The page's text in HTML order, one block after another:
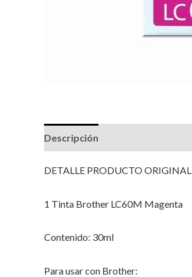
Descripción
DETALLE PRODUCTO ORIGINAL
1 Tinta Brother LC60M Magenta
Contenido: 30ml
Para usar con Brother: